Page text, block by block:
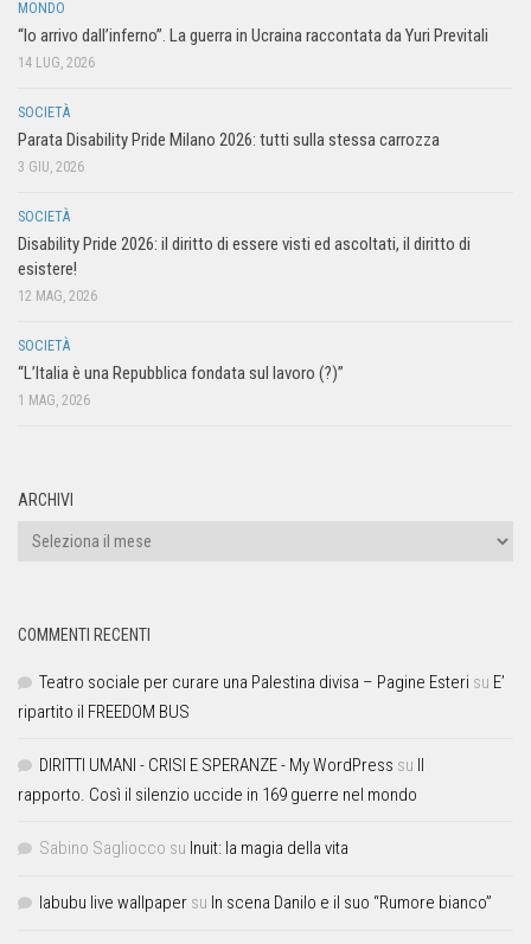
MONDO
“Io arrivo dall’inferno”. La guerra in Ucraina raccontata da Yuri Previtali
14 LUG, 2026
SOCIETÀ
Parata Disability Pride Milano 2026: tutti sulla stessa carrozza
3 GIU, 2026
SOCIETÀ
Disability Pride 2026: il diritto di essere visti ed ascoltati, il diritto di
esistere!
12 MAG, 2026
SOCIETÀ
“L’Italia è una Repubblica fondata sul lavoro (?)”
1 MAG, 2026
ARCHIVI
COMMENTI RECENTI
Teatro sociale per curare una Palestina divisa – Pagine Esteri su E’
ripartito il FREEDOM BUS
DIRITTI UMANI - CRISI E SPERANZE - My WordPress su Il
rapporto. Così il silenzio uccide in 169 guerre nel mondo
Sabino Sagliocco su Inuit: la magia della vita
labubu live wallpaper su In scena Danilo e il suo “Rumore bianco”